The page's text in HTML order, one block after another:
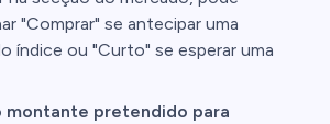
"Comprar" se antecipar uma
índice ou "Curto" se esperar uma
montante pretendido para